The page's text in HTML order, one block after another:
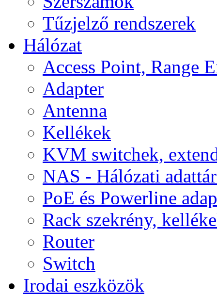
Tűzjelző rendszerek
Hálózat
Access Point, Range
Adapter
Antenna
Kellékek
KVM switchek,
NAS - Hálózati
PoE és Powerline
Rack szekrény,
Router
Switch
Irodai eszközök